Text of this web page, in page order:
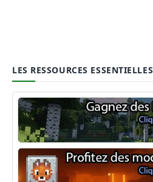
LES RESSOURCES ESSENTIELLES
Optifine